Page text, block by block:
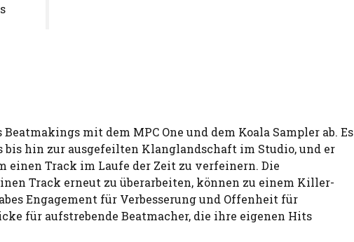
mit dem MPC One und dem Koala Sampler ab. Es
hin zur ausgefeilten Klanglandschaft im Studio, und er
einen Track im Laufe der Zeit zu verfeinern. Die
Track erneut zu überarbeiten, können zu einem Killer-
Engagement für Verbesserung und Offenheit für
für aufstrebende Beatmacher, die ihre eigenen Hits